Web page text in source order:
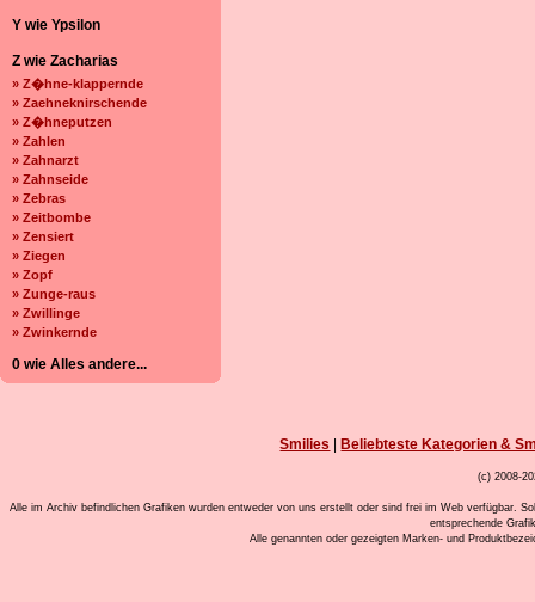
Y wie Ypsilon
Z wie Zacharias
» Z�hne-klappernde
» Zaehneknirschende
» Z�hneputzen
» Zahlen
» Zahnarzt
» Zahnseide
» Zebras
» Zeitbombe
» Zensiert
» Ziegen
» Zopf
» Zunge-raus
» Zwillinge
» Zwinkernde
0 wie Alles andere...
Smilies Beliebteste Kategorien &
(c) 2008-
Alle im Archiv befindlichen Grafiken wurden entweder von uns erstellt oder sind frei im Web verfügbar.
entsprechende
Alle genannten oder gezeigten Marken- und